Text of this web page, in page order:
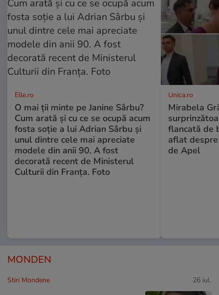
Elle.ro
O mai ții minte pe Janine Sârbu?
Cum arată și cu ce se ocupă acum
fosta soție a lui Adrian Sârbu și
unul dintre cele mai apreciate
modele din anii 90. A fost
decorată recent de Ministerul
Culturii din Franța. Foto
Unica.ro
Mirabela
flancată de
aflat
de Apel
MONDEN
Stiri Mondene 26 iul.